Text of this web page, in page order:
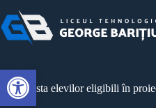
Open toolbar
📄Lista elevilor eligibili în